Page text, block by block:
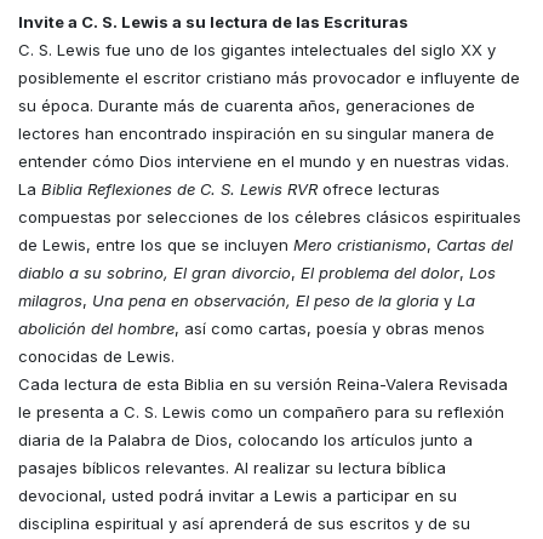
Invite a C. S. Lewis a su lectura de las Escrituras
C. S. Lewis fue uno de los gigantes intelectuales del siglo XX y
posiblemente el escritor cristiano más provocador e influyente de
su época. Durante más de cuarenta años, generaciones de
lectores han encontrado inspiración en su singular manera de
entender cómo Dios interviene en el mundo y en nuestras vidas.
La Biblia Reflexiones de C. S. Lewis RVR ofrece lecturas
compuestas por selecciones de los célebres clásicos espirituales
de Lewis, entre los que se incluyen Mero cristianismo, Cartas del
diablo a su sobrino, El gran divorcio, El problema del dolor, Los
milagros, Una pena en observación, El peso de la gloria y La
abolición del hombre, así como cartas, poesía y obras menos
conocidas de Lewis.
Cada lectura de esta Biblia en su versión Reina-Valera Revisada
le presenta a C. S. Lewis como un compañero para su reflexión
diaria de la Palabra de Dios, colocando los artículos junto a
pasajes bíblicos relevantes. Al realizar su lectura bíblica
devocional, usted podrá invitar a Lewis a participar en su
disciplina espiritual y así aprenderá de sus escritos y de su